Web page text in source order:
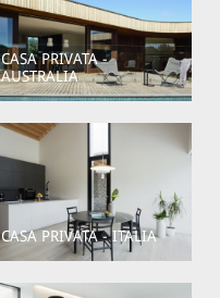
CASA PRIVATA -
AUSTRALIA
CASA PRIVATA - ITALIA